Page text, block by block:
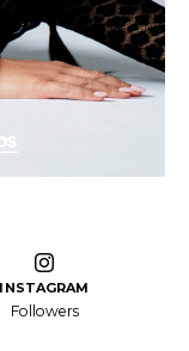
INSTAGRAM
Followers